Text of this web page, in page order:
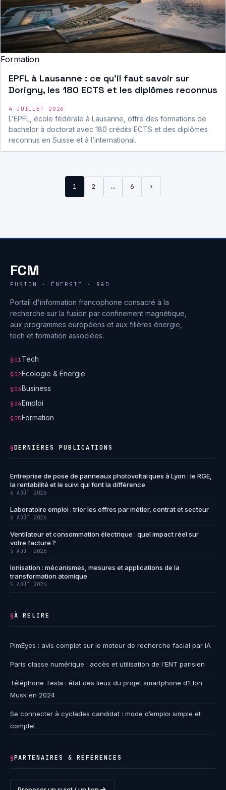
Formation
EPFL à Lausanne : ce qu’il faut savoir sur
Dorigny, les 180 ECTS et les diplômes reconnus
4 JUILLET 2026
L’EPFL, école fédérale à Lausanne, offre des formations de
bachelor à doctorat avec 180 crédits ECTS et des diplômes
reconnus en Suisse et à l’international.
1 2 … 6 ›
FCM
FUSION · ÉNERGIE · R&D
Portail d'information francophone consacré à la
recherche sur la fusion par confinement magnétique,
aux programmes européens et aux filières énergie,
tech et formation associées.
§01 Tech
§02Écologie & Énergie
§03Business
§04Emploi
§05Formation
§DERNIÈRES PUBLICATIONS
Entreprise de pose de panneaux photovoltaïques à Lyon : le RGE,
la rentabilité et le suivi qui font la différence
6 AOÛT 2026
Laboratoire emploi : trier les offres par métier, contrat et secteur
6 AOÛT 2026
Ventilateur et consommation électrique : quel impact réel sur
votre facture ?
5 AOÛT 2026
Ionisation : mécanismes, mesures et applications de la
transformation atomique
5 AOÛT 2026
§À RELIRE
PimEyes : avis complet sur le moteur de recherche facial par IA
Paris classe numérique : accès et utilisation de l'ENT parisien
Téléphone Tesla : état des lieux du projet smartphone d'Elon
Musk en 2024
Se connecter à cyclades candidat : mode d’emploi simple et
complet
§PARTENAIRES & RÉFÉRENCES